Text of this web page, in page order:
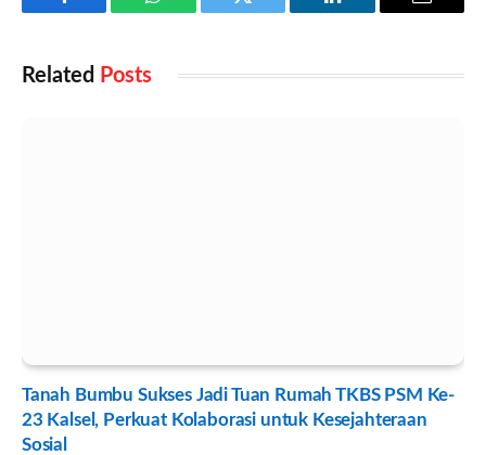
Facebook WhatsApp Twitter LinkedIn Email
Related Posts
Tanah Bumbu Sukses Jadi Tuan Rumah TKBS PSM Ke-
23 Kalsel, Perkuat Kolaborasi untuk Kesejahteraan
Sosial